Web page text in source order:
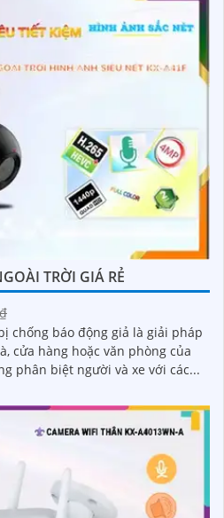
TRỜI GIÁ RẺ
chống báo động giả là giải pháp
cửa hàng hoặc văn phòng của
phân biệt người và xe với các...